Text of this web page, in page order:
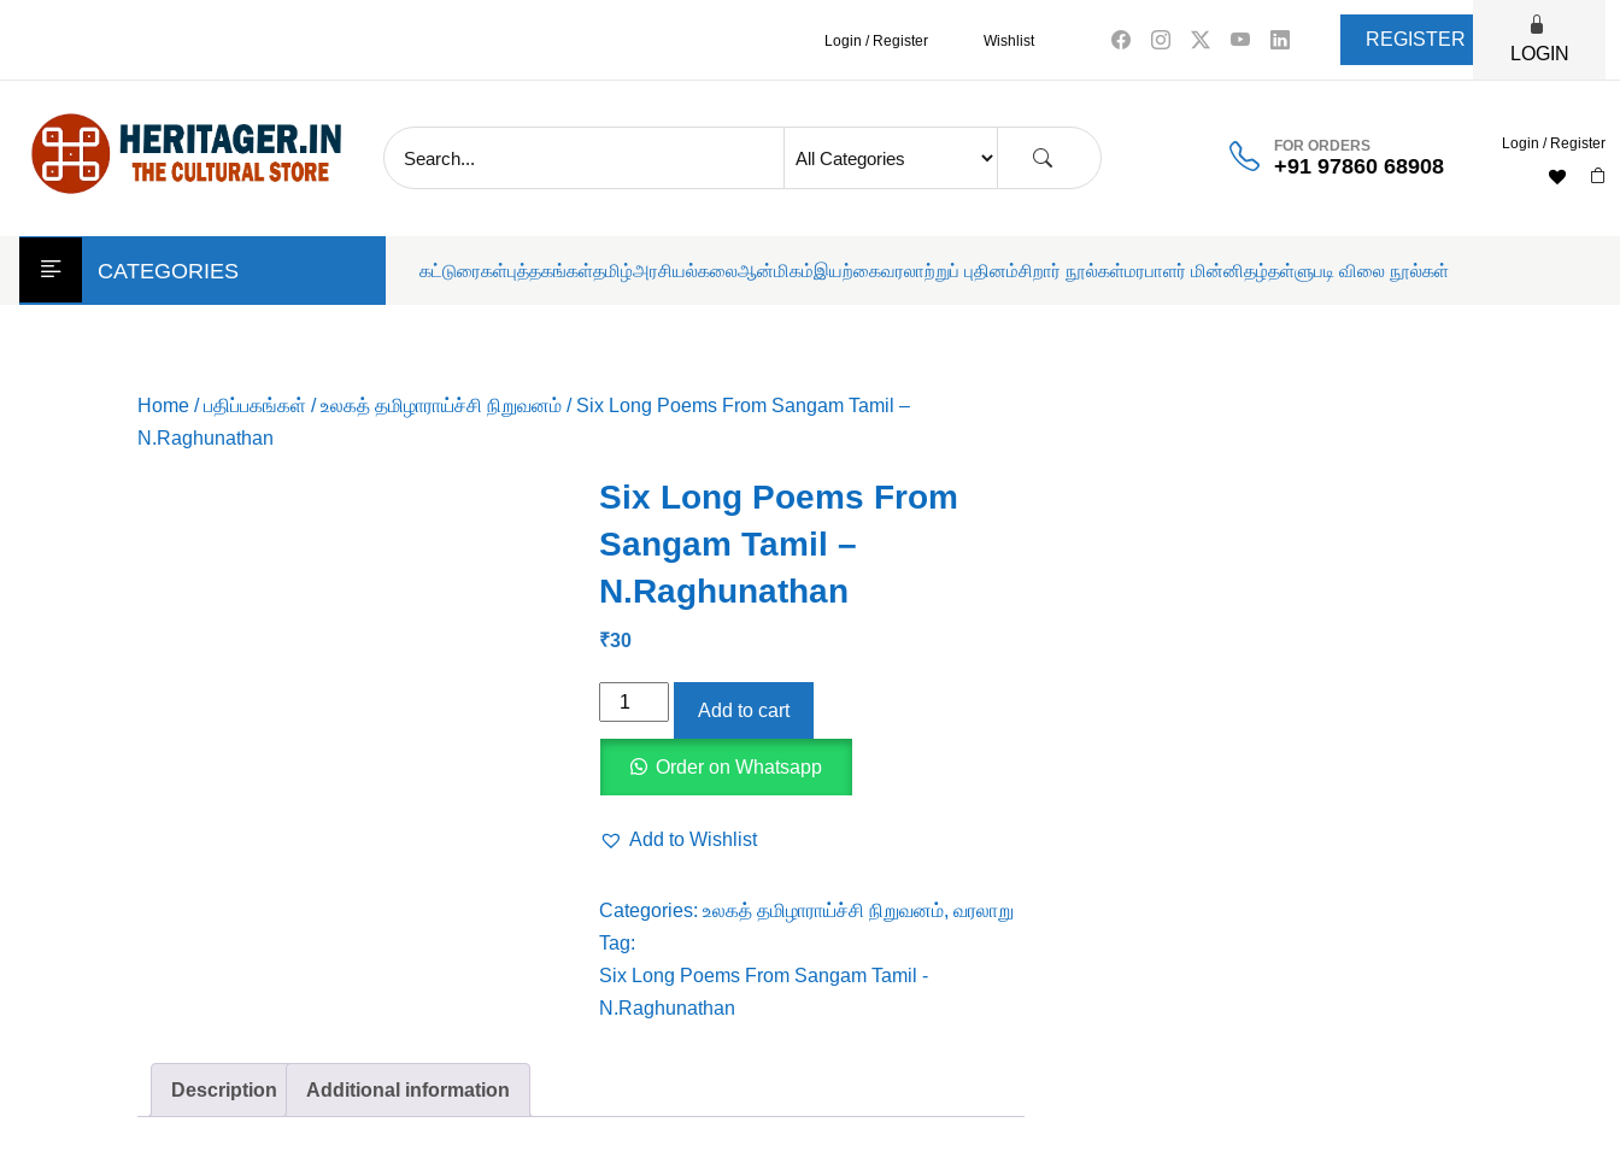
Login / Register Wishlist REGISTER
LOGIN
FOR ORDERS
+91 97860 68908
Login / Register
CATEGORIES கட்டுரைகள்புத்தகங்கள்தமிழ்அரசியல்கலைஆன்மிகம்இயற்கைவரலாற்றுப் புதினம்சிறார் நூல்கள்மரபாளர் மின்னிதழ்தள்ளுபடி விலை நூல்கள்
Home /பதிப்பகங்கள் /உலகத் தமிழாராய்ச்சி நிறுவனம் / Six Long Poems From Sangam Tamil –
N.Raghunathan
Six Long Poems From
Sangam Tamil –
N.Raghunathan
₹30
Six
Poems
From
Sangam
N.Raghunathan
quantity
Add to cart
Order on Whatsapp
Add to Wishlist
Categories: உலகத் தமிழாராய்ச்சி நிறுவனம், வரலாறு
Tag:
Six Long Poems From Sangam Tamil -
N.Raghunathan
Description Additional information